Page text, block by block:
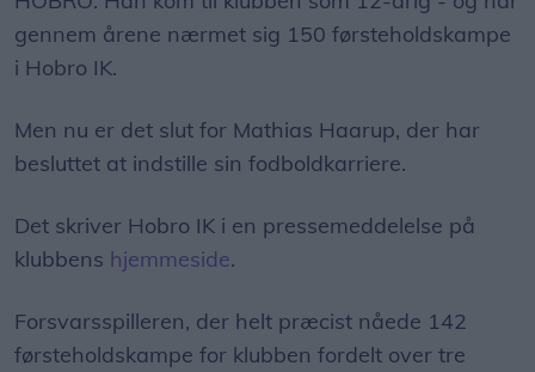
gennem årene nærmet sig 150 førsteholdskampe
i Hobro IK.
Men nu er det slut for Mathias Haarup, der har
besluttet at indstille sin fodboldkarriere.
Det skriver Hobro IK i en pressemeddelelse på
klubbens hjemmeside.
Forsvarsspilleren, der helt præcist nåede 142
førsteholdskampe for klubben fordelt over tre